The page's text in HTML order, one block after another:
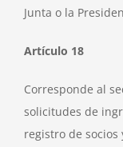
Junta o la
Artículo 18
Corresponde al
solicitudes de
registro de